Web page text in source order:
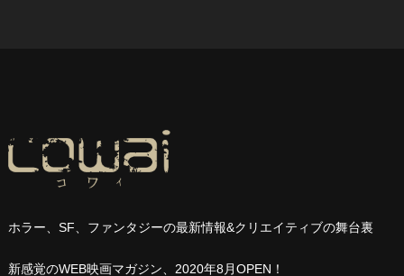
ホラー、SF 、ファンタジーの最新情報&クリエイティブの舞台裏
新感覚のWEB映画マガジン、 2020年8 月OPEN ！